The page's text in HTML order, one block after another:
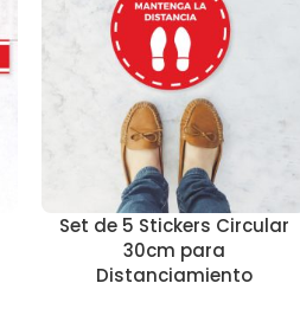
Set de 5 Stickers Circular
30cm para
Distanciamiento